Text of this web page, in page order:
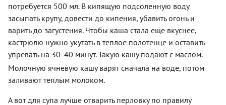
потребуется 500 мл. В кипящую подсоленную воду
засыпать крупу, довести до кипения, убавить огонь и
варить до загустения. Чтобы каша стала еще вкуснее,
кастрюлю нужно укутать в теплое полотенце и оставить
упревать на 30–40 минут. Такую кашу подают с маслом.
Молочную ячневую кашу варят сначала на воде, потом
заливают теплым молоком.
А вот для супа лучше отварить перловку по правилу